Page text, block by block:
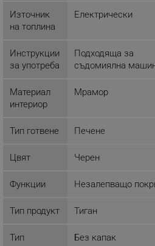
Източник
на топлина
Електрически
Инструкции
за употреба
Подходяща за
съдомиялна
Материал
интериор
Мрамор
Тип готвене Печене
Цвят Черен
Функции Незалепващо
Тип продукт Тиган
Тип Без капак
акаунта. Уебсайтът не може
click_code_ps
_nzm_nosubscribe_92166-
_sgf_user_id
_sgf_session_id